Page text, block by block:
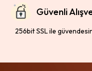
Güvenli
256bit SSL ile